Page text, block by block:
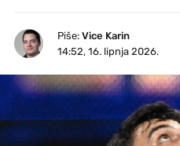
Piše: Vice Karin
14:52, 16. lipnja 2026.